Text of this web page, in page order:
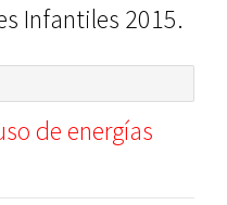
Infantiles 2015.
de energías